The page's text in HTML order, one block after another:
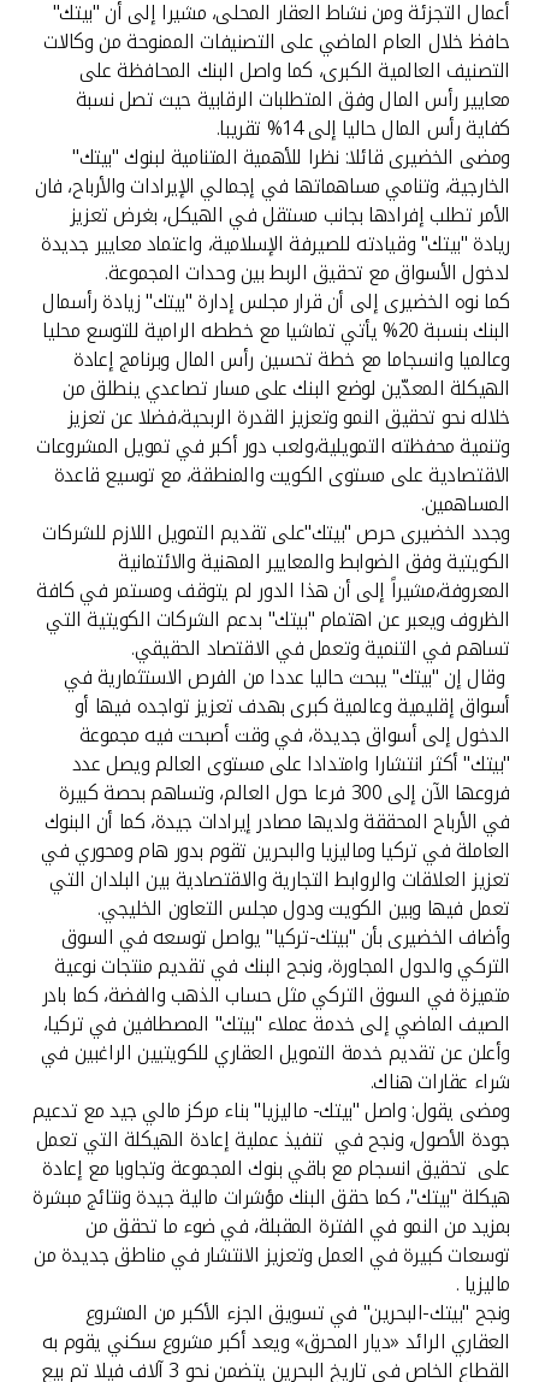
أعمال التجزئة ومن نشاط العقار المحلى، مشيرا إلى أن "بيتك"
حافظ خلال العام الماضي على التصنيفات الممنوحة من وكالات
التصنيف العالمية الكبرى، كما واصل البنك المحافظة على
معايير رأس المال وفق المتطلبات الرقابية حيث تصل نسبة
كفاية رأس المال حاليا إلى 14% تقريبا.
ومضى الخضيرى قائلا: نظرا للأهمية المتنامية لبنوك "بيتك"
الخارجية، وتنامي مساهماتها في إجمالي الإيرادات والأرباح، فان
الأمر تطلب إفرادها بجانب مستقل في الهيكل، بغرض تعزيز
ريادة "بيتك" وقيادته للصيرفة الإسلامية، واعتماد معايير جديدة
لدخول الأسواق مع تحقيق الربط بين وحدات المجموعة.
كما نوه الخضيرى إلى أن قرار مجلس إدارة "بيتك" زيادة رأسمال
البنك بنسبة 20% يأتي تماشيا مع خططه الرامية للتوسع محليا
وعالميا وانسجاما مع خطة تحسين رأس المال وبرنامج إعادة
الهيكلة المعدّين لوضع البنك على مسار تصاعدي ينطلق من
خلاله نحو تحقيق النمو وتعزيز القدرة الربحية،فضلا عن تعزيز
وتنمية محفظته التمويلية،ولعب دور أكبر في تمويل المشروعات
الاقتصادية على مستوى الكويت والمنطقة، مع توسيع قاعدة
المساهمين.
وجدد الخضيرى حرص "بيتك"على تقديم التمويل اللازم للشركات
الكويتية وفق الضوابط والمعايير المهنية والائتمانية
المعروفة،مشيراً إلى أن هذا الدور لم يتوقف ومستمر في كافة
الظروف ويعبر عن اهتمام "بيتك" بدعم الشركات الكويتية التي
تساهم في التنمية وتعمل في الاقتصاد الحقيقي.
وقال إن "بيتك" يبحث حاليا عددا من الفرص الاستثمارية في
أسواق إقليمية وعالمية كبرى بهدف تعزيز تواجده فيها أو
الدخول إلى أسواق جديدة، في وقت أصبحت فيه مجموعة
"بيتك" أكثر انتشارا وامتدادا على مستوى العالم ويصل عدد
فروعها الآن إلى 300 فرعا حول العالم، وتساهم بحصة كبيرة
في الأرباح المحققة ولديها مصادر إيرادات جيدة، كما أن البنوك
العاملة في تركيا وماليزيا والبحرين تقوم بدور هام ومحوري في
تعزيز العلاقات والروابط التجارية والاقتصادية بين البلدان التي
تعمل فيها وبين الكويت ودول مجلس التعاون الخليجي.
وأضاف الخضيرى بأن "بيتك-تركيا" يواصل توسعه في السوق
التركي والدول المجاورة، ونجح البنك في تقديم منتجات نوعية
متميزة في السوق التركي مثل حساب الذهب والفضة، كما بادر
الصيف الماضي إلى خدمة عملاء "بيتك" المصطافين في تركيا،
وأعلن عن تقديم خدمة التمويل العقاري للكويتيين الراغبين في
شراء عقارات هناك.
ومضى يقول: واصل "بيتك- ماليزيا" بناء مركز مالي جيد مع تدعيم
جودة الأصول، ونجح في تنفيذ عملية إعادة الهيكلة التي تعمل
على تحقيق انسجام مع باقي بنوك المجموعة وتجاوبا مع إعادة
هيكلة "بيتك"، كما حقق البنك مؤشرات مالية جيدة ونتائج مبشرة
بمزيد من النمو في الفترة المقبلة، في ضوء ما تحقق من
توسعات كبيرة في العمل وتعزيز الانتشار في مناطق جديدة من
ماليزيا .
ونجح "بيتك-البحرين" في تسويق الجزء الأكبر من المشروع
العقاري الرائد «ديار المحرق» ويعد أكبر مشروع سكني يقوم به
القطاع الخاص في تاريخ البحرين يتضمن نحو 3 آلاف فيلا تم بيع